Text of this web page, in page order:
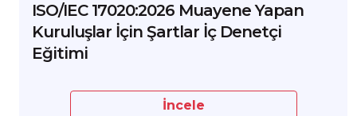
ISO/IEC 17020:2026 Muayene Yapan
Kuruluşlar İçin Şartlar İç Denetçi
Eğitimi
İncele